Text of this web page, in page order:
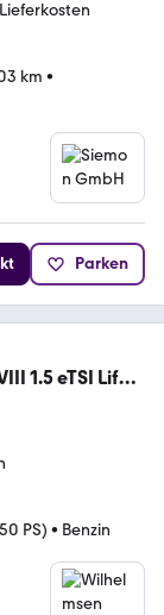
km •
Parken
1.5 eTSI Life
PS) • Benzin